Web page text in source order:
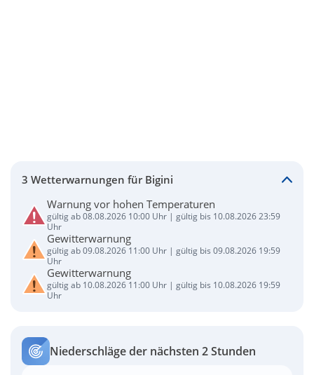
3 Wetterwarnungen für Bigini
Warnung vor hohen Temperaturen
gültig ab 08.08.2026 10:00 Uhr | gültig bis 10.08.2026 23:59
Uhr
Gewitterwarnung
gültig ab 09.08.2026 11:00 Uhr | gültig bis 09.08.2026 19:59
Uhr
Gewitterwarnung
gültig ab 10.08.2026 11:00 Uhr | gültig bis 10.08.2026 19:59
Uhr
Niederschläge der nächsten 2 Stunden